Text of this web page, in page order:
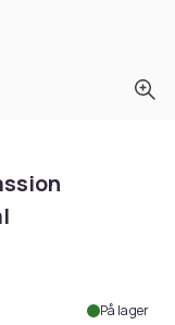
På lager